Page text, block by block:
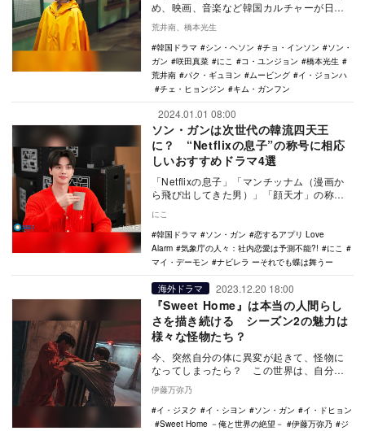
め、映画、音楽など韓国カルチャーが日本
で旋風を巻き起こした「第一次韓流ブー
ム」。それから2…
荒井南、橋本光生
韓国ドラマ
シン・ヘソン チョ・インソン
ソン・
ガン
咲田真菜 にこ コ・ユンジョン
橋本光生
荒井南
パク・ギュヨン ムービング
イ・ジョンハ
チェ・ヒョンジン
キム・ガンフン
2024.01.01 08:00
ソン・ガンは次世代の韓流四天王
に？ “Netflixの息子”の称号に相応
しいおすすめドラマ4選
「Netflixの息子」「マンチッナム（漫画か
ら飛び出してきた男）」「顔天才」の称号
ン・ガ…
にこ
韓国ドラマ
ソン・ガン
恋するアプリ Love
Alarm
気象庁の人々：社内恋愛は予測不能?!
にこ
マイ・デーモン
ナビレラ ーそれでも蝶は舞うー
海外ドラマ 2023.12.20 18:00
『Sweet Home』は本当の人間らし
さを描き続ける シーズン2の魅力は
様々な怪物たち？
今、突然自分の体に異変が起きて、怪物に
なってしまったら？ この世界は、自分は
どうなってしまうのかと思わず考えてしま
う、韓国ドラマ…
伊藤万弥乃
イ・ジヌク
イ・シヨン ソン・ガン
イ・ドヒョン
Sweet Home －俺と世界の絶望－
伊藤万弥乃
ジ